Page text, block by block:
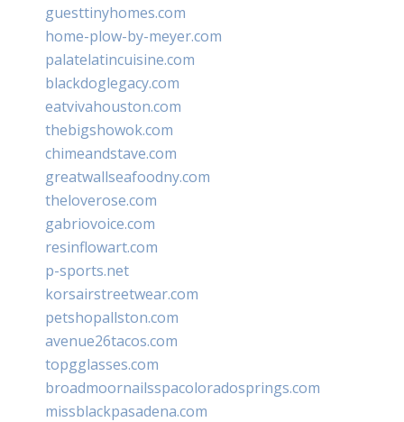
guesttinyhomes.com
home-plow-by-meyer.com
palatelatincuisine.com
blackdoglegacy.com
eatvivahouston.com
thebigshowok.com
chimeandstave.com
greatwallseafoodny.com
theloverose.com
gabriovoice.com
resinflowart.com
p-sports.net
korsairstreetwear.com
petshopallston.com
avenue26tacos.com
topgglasses.com
broadmoornailsspacoloradosprings.com
missblackpasadena.com